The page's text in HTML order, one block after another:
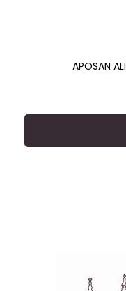
APOSAN